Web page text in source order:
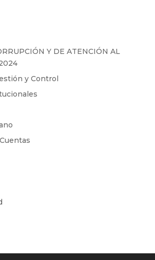
Y DE ATENCIÓN AL
y Control